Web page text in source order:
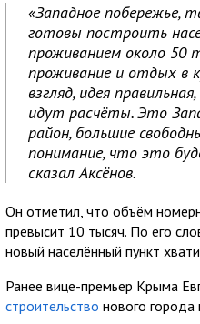
«Западное побережье,
готовы построить
проживанием около
проживание и отдых в
взгляд, идея
идут расчёты. Это
район, большие
понимание, что это
сказал Аксёнов.
Он отметил, что объём
превысит 10 тысяч. По его
новый населённый пункт
Ранее вице-премьер Крыма
строительство нового